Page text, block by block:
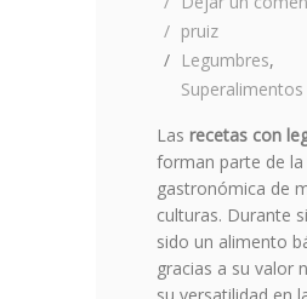
pruiz
Legumbres,
Superalimentos
Las recetas con
forman parte de
gastronómica de
culturas. Durante
sido un alimento
gracias a su valor